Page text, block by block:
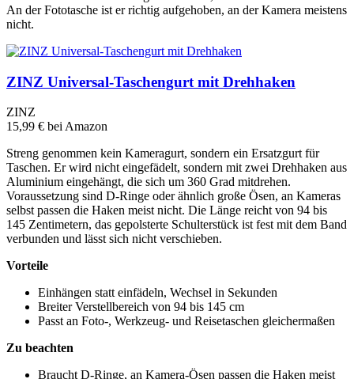
An der Fototasche ist er richtig aufgehoben, an der Kamera meistens
nicht.
ZINZ Universal-Taschengurt mit Drehhaken
ZINZ
15,99 € bei Amazon
Streng genommen kein Kameragurt, sondern ein Ersatzgurt für
Taschen. Er wird nicht eingefädelt, sondern mit zwei Drehhaken aus
Aluminium eingehängt, die sich um 360 Grad mitdrehen.
Voraussetzung sind D-Ringe oder ähnlich große Ösen, an Kameras
selbst passen die Haken meist nicht. Die Länge reicht von 94 bis
145 Zentimetern, das gepolsterte Schulterstück ist fest mit dem Band
verbunden und lässt sich nicht verschieben.
Vorteile
Einhängen statt einfädeln, Wechsel in Sekunden
Breiter Verstellbereich von 94 bis 145 cm
Passt an Foto-, Werkzeug- und Reisetaschen gleichermaßen
Zu beachten
Braucht D-Ringe, an Kamera-Ösen passen die Haken meist